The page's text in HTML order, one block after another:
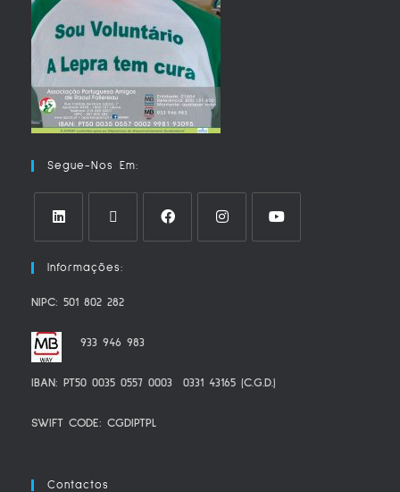
Segue-Nos Em:
Informações:
NIPC: 501 802 282
933 946 983
IBAN: PT50 0035 0557 0003 0331 43165 (C.G.D.)
SWIFT CODE: CGDIPTPL
Contactos